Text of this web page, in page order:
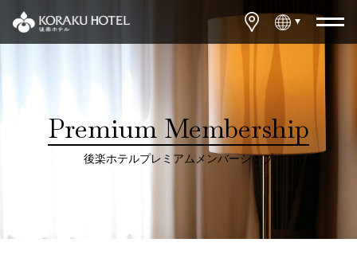
Premium Membership
後楽ホテルプレミアムメンバーシップ